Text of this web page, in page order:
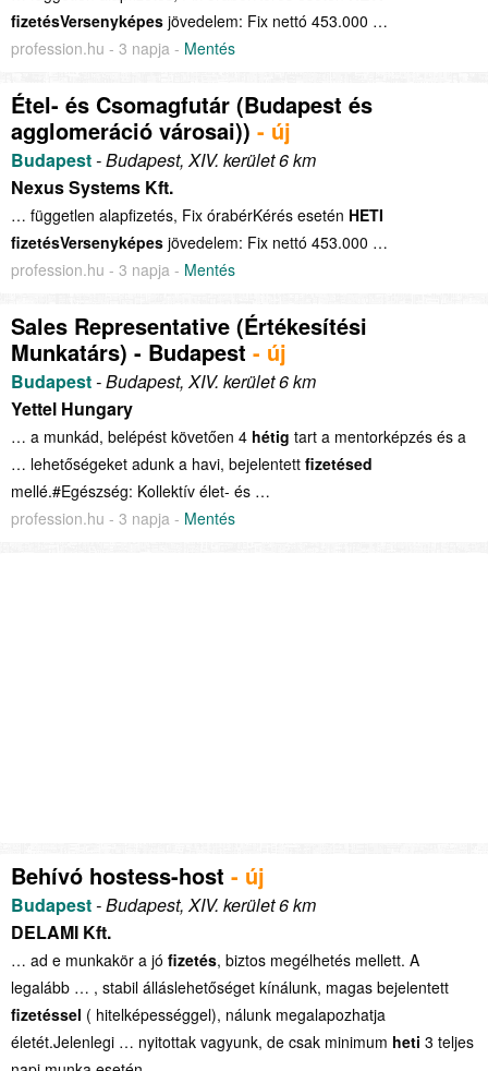
fizetésVersenyképes jövedelem: Fix nettó 453.000 …
profession.hu - 3 napja - Mentés
Étel- és Csomagfutár (Budapest és
agglomeráció városai)) - új
Budapest- Budapest, XIV. kerület 6 km
Nexus Systems Kft.
… független alapfizetés, Fix órabérKérés esetén HETI
fizetésVersenyképes jövedelem: Fix nettó 453.000 …
profession.hu - 3 napja - Mentés
Sales Representative (Értékesítési
Munkatárs) - Budapest - új
Budapest- Budapest, XIV. kerület 6 km
Yettel Hungary
… a munkád, belépést követően 4 hétig tart a mentorképzés és a
… lehetőségeket adunk a havi, bejelentett fizetésed
mellé.#Egészség: Kollektív élet- és …
profession.hu - 3 napja - Mentés
Behívó hostess-host - új
Budapest- Budapest, XIV. kerület 6 km
DELAMI Kft.
… ad e munkakör a jó fizetés, biztos megélhetés mellett. A
legalább … , stabil álláslehetőséget kínálunk, magas bejelentett
fizetéssel ( hitelképességgel), nálunk megalapozhatja
életét.Jelenlegi … nyitottak vagyunk, de csak minimum heti 3 teljes